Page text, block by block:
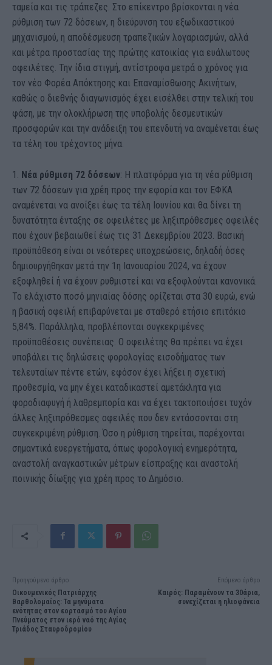
ταμεία και τις τράπεζες. Στο επίκεντρο βρίσκονται η νέα
ρύθμιση των 72 δόσεων, η διεύρυνση του εξωδικαστικού
μηχανισμού, η αποδέσμευση τραπεζικών λογαριασμών, αλλά
και μέτρα προστασίας της πρώτης κατοικίας για ευάλωτους
οφειλέτες. Την ίδια στιγμή, αντίστροφα μετρά ο χρόνος για
τον νέο Φορέα Απόκτησης και Επαναμίσθωσης Ακινήτων,
καθώς ο διεθνής διαγωνισμός έχει εισέλθει στην τελική του
φάση, με την ολοκλήρωση της υποβολής δεσμευτικών
προσφορών και την ανάδειξη του επενδυτή να αναμένεται έως
τα τέλη του τρέχοντος μήνα.
1. Νέα ρύθμιση 72 δόσεων: Η πλατφόρμα για τη νέα ρύθμιση
των 72 δόσεων για χρέη προς την εφορία και τον ΕΦΚΑ
αναμένεται να ανοίξει έως τα τέλη Ιουνίου και θα δίνει τη
δυνατότητα ένταξης σε οφειλέτες με ληξιπρόθεσμες οφειλές
που έχουν βεβαιωθεί έως τις 31 Δεκεμβρίου 2023. Βασική
προϋπόθεση είναι οι νεότερες υποχρεώσεις, δηλαδή όσες
δημιουργήθηκαν μετά την 1η Ιανουαρίου 2024, να έχουν
εξοφληθεί ή να έχουν ρυθμιστεί και να εξοφλούνται κανονικά.
Το ελάχιστο ποσό μηνιαίας δόσης ορίζεται στα 30 ευρώ, ενώ
η βασική οφειλή επιβαρύνεται με σταθερό ετήσιο επιτόκιο
5,84%. Παράλληλα, προβλέπονται συγκεκριμένες
προϋποθέσεις συνέπειας. Ο οφειλέτης θα πρέπει να έχει
υποβάλει τις δηλώσεις φορολογίας εισοδήματος των
τελευταίων πέντε ετών, εφόσον έχει λήξει η σχετική
προθεσμία, να μην έχει καταδικαστεί αμετάκλητα για
φοροδιαφυγή ή λαθρεμπορία και να έχει τακτοποιήσει τυχόν
άλλες ληξιπρόθεσμες οφειλές που δεν εντάσσονται στη
συγκεκριμένη ρύθμιση. Όσο η ρύθμιση τηρείται, παρέχονται
σημαντικά ευεργετήματα, όπως φορολογική ενημερότητα,
αναστολή αναγκαστικών μέτρων είσπραξης και αναστολή
ποινικής δίωξης για χρέη προς το Δημόσιο.
Προηγούμενο άρθρο
Οικουμενικός Πατριάρχης
Βαρθολομαίος: Τα μηνύματα
ενότητας στον εορτασμό του Αγίου
Πνεύματος στον ιερό ναό της Αγίας
Τριάδος Σταυροδρομίου
Επόμενο άρθρο
Καιρός: Παραμένουν τα 30άρια,
συνεχίζεται η ηλιοφάνεια